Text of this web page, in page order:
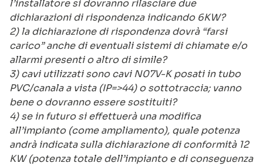
l’installatore si dovranno rilasciare due
dichiarazioni di rispondenza indicando 6KW?
2) la dichiarazione di rispondenza dovrà “farsi
carico” anche di eventuali sistemi di chiamate e/o
allarmi presenti o altro di simile?
3) cavi utilizzati sono cavi N07V-K posati in tubo
PVC/canala a vista (IP=>44) o sottotraccia; vanno
bene o dovranno essere sostituiti?
4) se in futuro si effettuerà una modifica
all’impianto (come ampliamento), quale potenza
andrà indicata sulla dichiarazione di conformità 12
KW (potenza totale dell’impianto e di conseguenza